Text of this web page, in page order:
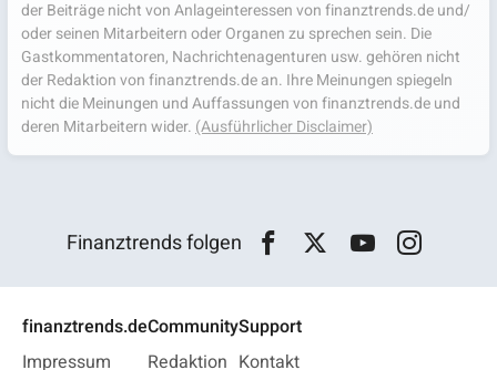
der Beiträge nicht von Anlageinteressen von finanztrends.de und/
oder seinen Mitarbeitern oder Organen zu sprechen sein. Die
Gastkommentatoren, Nachrichtenagenturen usw. gehören nicht
der Redaktion von finanztrends.de an. Ihre Meinungen spiegeln
nicht die Meinungen und Auffassungen von finanztrends.de und
deren Mitarbeitern wider. (Ausführlicher Disclaimer)
Finanztrends folgen
finanztrends.de
Impressum
Community
Redaktion
Support
Kontakt